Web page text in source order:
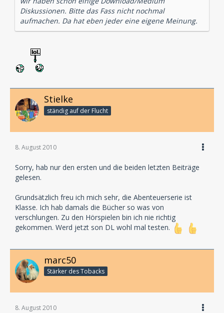
Diskussionen. Bitte das Fass nicht nochmal
aufmachen. Da hat eben jeder eine eigene Meinung.
Stielke
ständig auf der Flucht
8. August 2010
Sorry, hab nur den ersten und die beiden letzten Beiträge
gelesen.
Grundsätzlich freu ich mich sehr, die Abenteuerserie ist
Klasse. Ich hab damals die Bücher so was von
verschlungen. Zu den Hörspielen bin ich nie richtig
gekommen. Werd jetzt son DL wohl mal testen.
marc50
Stärker des Tobacks
8. August 2010